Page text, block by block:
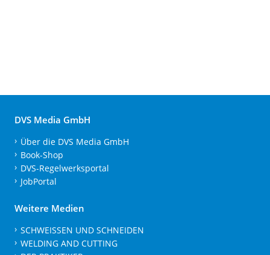
DVS Media GmbH
Über die DVS Media GmbH
Book-Shop
DVS-Regelwerksportal
JobPortal
Weitere Medien
SCHWEISSEN UND SCHNEIDEN
WELDING AND CUTTING